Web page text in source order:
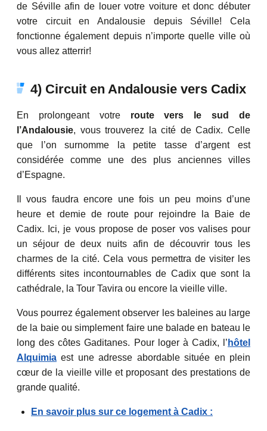
de Séville afin de louer votre voiture et donc débuter
votre circuit en Andalousie depuis Séville! Cela
fonctionne également depuis n’importe quelle ville où
vous allez atterrir!
4) Circuit en Andalousie vers Cadix
En prolongeant votre route vers le sud de
l’Andalousie, vous trouverez la cité de Cadix. Celle
que l’on surnomme la petite tasse d’argent est
considérée comme une des plus anciennes villes
d’Espagne.
Il vous faudra encore une fois un peu moins d’une
heure et demie de route pour rejoindre la Baie de
Cadix. Ici, je vous propose de poser vos valises pour
un séjour de deux nuits afin de découvrir tous les
charmes de la cité. Cela vous permettra de visiter les
différents sites incontournables de Cadix que sont la
cathédrale, la Tour Tavira ou encore la vieille ville.
Vous pourrez également observer les baleines au large
de la baie ou simplement faire une balade en bateau le
long des côtes Gaditanes. Pour loger à Cadix, l’ hôtel
Alquimia est une adresse abordable située en plein
cœur de la vieille ville et proposant des prestations de
grande qualité.
En savoir plus sur ce logement à Cadix :